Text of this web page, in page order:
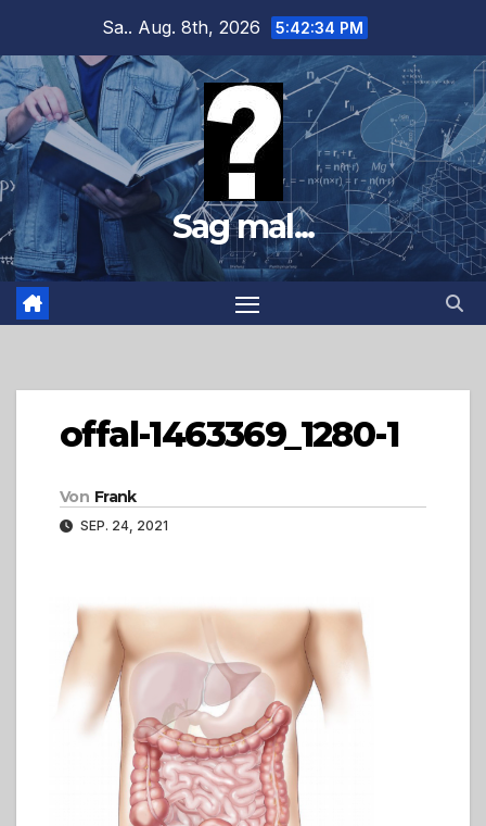
springen
Sa.. Aug. 8th, 2026 5:42:36 PM
Sag mal...
offal-1463369_1280-1
Von Frank
SEP. 24, 2021